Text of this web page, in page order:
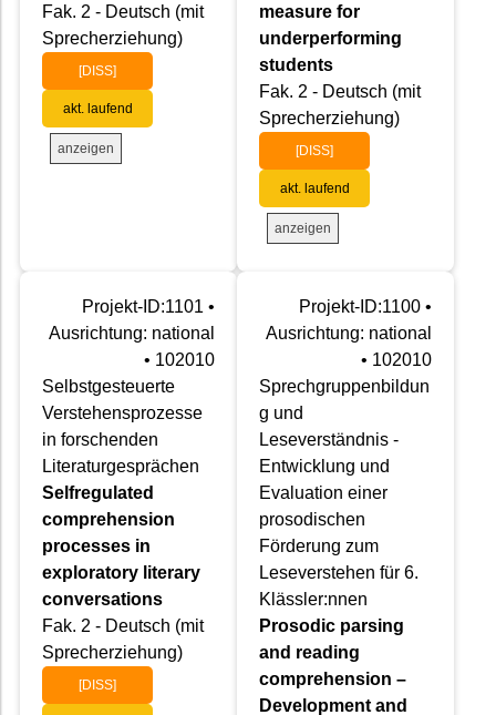
Fak. 2 - Deutsch (mit
Sprecherziehung)
[DISS]
akt. laufend
anzeigen
measure for
underperforming
students
Fak. 2 - Deutsch (mit
Sprecherziehung)
[DISS]
akt. laufend
anzeigen
Projekt-ID:1101 •
Ausrichtung: national
• 102010
Selbstgesteuerte
Verstehensprozesse
in forschenden
Literaturgesprächen
Selfregulated
comprehension
processes in
exploratory literary
conversations
Fak. 2 - Deutsch (mit
Sprecherziehung)
[DISS]
Projekt-ID:1100 •
Ausrichtung: national
• 102010
Sprechgruppenbildun
g und
Leseverständnis -
Entwicklung und
Evaluation einer
prosodischen
Förderung zum
Leseverstehen für 6.
Klässler:nnen
Prosodic parsing
and reading
comprehension –
Development and